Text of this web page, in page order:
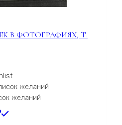
В ФОТОГРАФИЯХ, Т.
желаний